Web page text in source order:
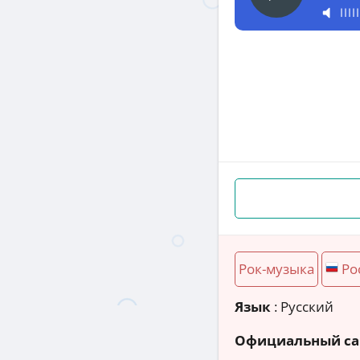
Рок-музыка
Язык : Русский
Официальный